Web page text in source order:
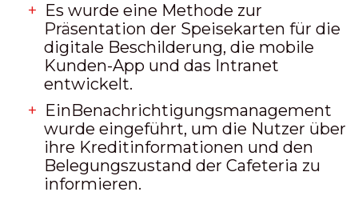
Es wurde eine Methode zur
Präsentation der Speisekarten für die
digitale Beschilderung, die mobile
Kunden-App und das Intranet
entwickelt.
EinBenachrichtigungsmanagement
wurde eingeführt, um die Nutzer über
ihre Kreditinformationen und den
Belegungszustand der Cafeteria zu
informieren.